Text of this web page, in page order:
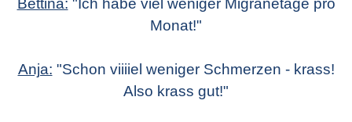
Bettina: "Ich habe viel weniger Migränetage pro
Monat!"
Anja: "Schon viiiiel weniger Schmerzen - krass!
Also krass gut!"